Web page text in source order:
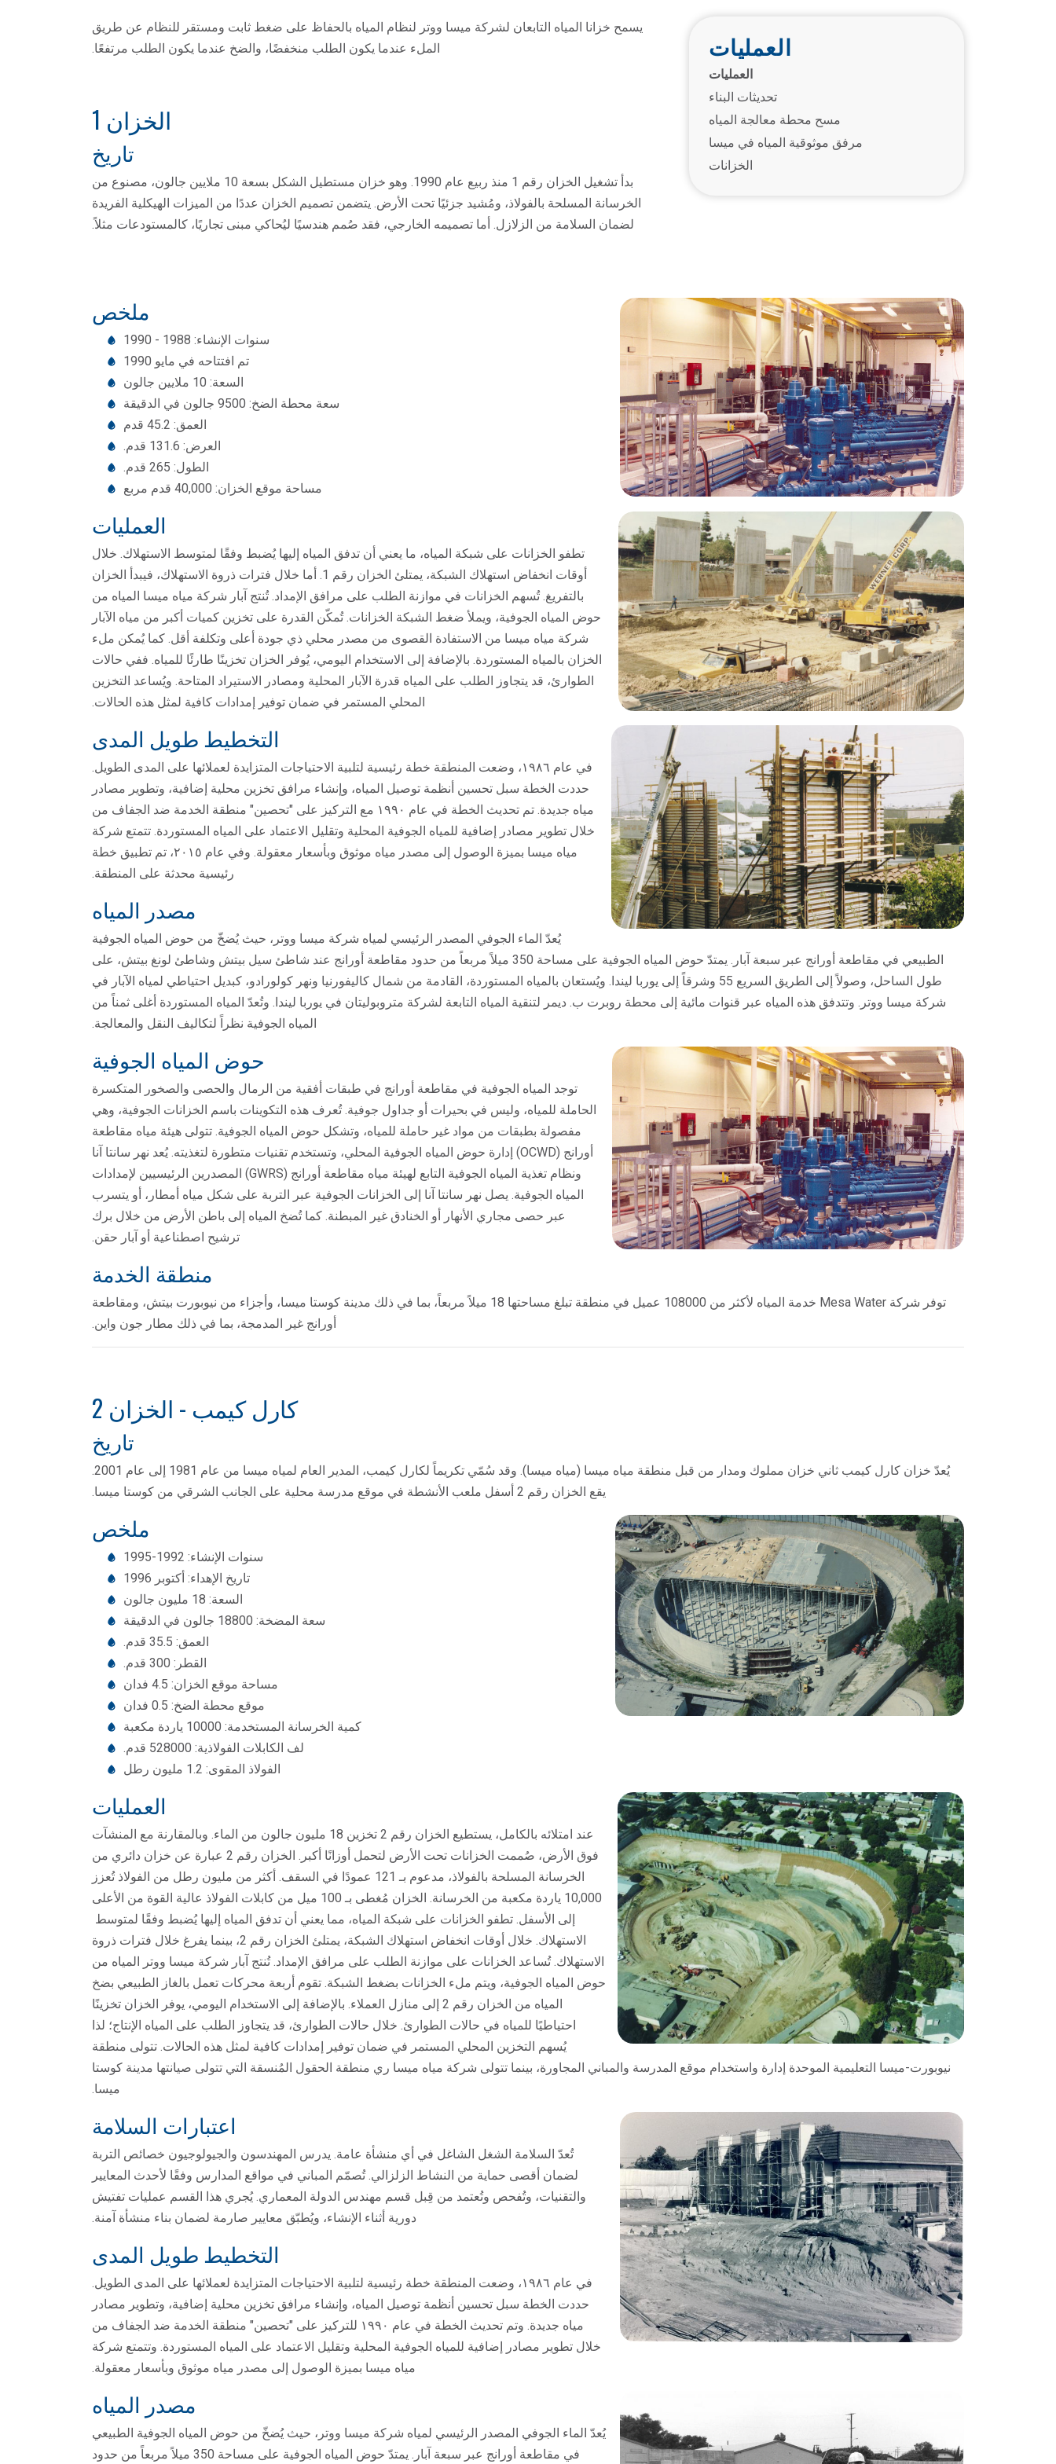
يسمح خزانا المياه التابعان لشركة ميسا ووتر لنظام المياه بالحفاظ على ضغط ثابت ومستقر للنظام عن طريق
الملء عندما يكون الطلب منخفضًا، والضخ عندما يكون الطلب مرتفعًا.
الخزان 1
تاريخ
بدأ تشغيل الخزان رقم 1 منذ ربيع عام 1990. وهو خزان مستطيل الشكل بسعة 10 ملايين جالون، مصنوع من
الخرسانة المسلحة بالفولاذ، ومُشيد جزئيًا تحت الأرض. يتضمن تصميم الخزان عددًا من الميزات الهيكلية الفريدة
لضمان السلامة من الزلازل. أما تصميمه الخارجي، فقد صُمم هندسيًا ليُحاكي مبنى تجاريًا، كالمستودعات مثلاً.
العمليات
العمليات
تحديثات البناء
مسح محطة معالجة المياه
مرفق موثوقية المياه في ميسا
الخزانات
ملخص
سنوات الإنشاء: 1988 - 1990
تم افتتاحه في مايو 1990
السعة: 10 ملايين جالون
سعة محطة الضخ: 9500 جالون في الدقيقة
العمق: 45.2 قدم
العرض: 131.6 قدم.
الطول: 265 قدم.
مساحة موقع الخزان: 40,000 قدم مربع
العمليات
تطفو الخزانات على شبكة المياه، ما يعني أن تدفق المياه إليها يُضبط وفقًا لمتوسط ​​الاستهلاك. خلال
أوقات انخفاض استهلاك الشبكة، يمتلئ الخزان رقم 1. أما خلال فترات ذروة الاستهلاك، فيبدأ الخزان
بالتفريغ. تُسهم الخزانات في موازنة الطلب على مرافق الإمداد. تُنتج آبار شركة مياه ميسا المياه من
حوض المياه الجوفية، ويملأ ضغط الشبكة الخزانات. تُمكّن القدرة على تخزين كميات أكبر من مياه الآبار
شركة مياه ميسا من الاستفادة القصوى من مصدر محلي ذي جودة أعلى وتكلفة أقل. كما يُمكن ملء
الخزان بالمياه المستوردة. بالإضافة إلى الاستخدام اليومي، يُوفر الخزان تخزينًا طارئًا للمياه. ففي حالات
الطوارئ، قد يتجاوز الطلب على المياه قدرة الآبار المحلية ومصادر الاستيراد المتاحة. ويُساعد التخزين
المحلي المستمر في ضمان توفير إمدادات كافية لمثل هذه الحالات.
التخطيط طويل المدى
في عام ١٩٨٦، وضعت المنطقة خطة رئيسية لتلبية الاحتياجات المتزايدة لعملائها على المدى الطويل.
حددت الخطة سبل تحسين أنظمة توصيل المياه، وإنشاء مرافق تخزين محلية إضافية، وتطوير مصادر
مياه جديدة. تم تحديث الخطة في عام ١٩٩٠ مع التركيز على "تحصين" منطقة الخدمة ضد الجفاف من
خلال تطوير مصادر إضافية للمياه الجوفية المحلية وتقليل الاعتماد على المياه المستوردة. تتمتع شركة
مياه ميسا بميزة الوصول إلى مصدر مياه موثوق وبأسعار معقولة. وفي عام ٢٠١٥، تم تطبيق خطة
رئيسية محدثة على المنطقة.
مصدر المياه
يُعدّ الماء الجوفي المصدر الرئيسي لمياه شركة ميسا ووتر، حيث يُضخّ من حوض المياه الجوفية
الطبيعي في مقاطعة أورانج عبر سبعة آبار. يمتدّ حوض المياه الجوفية على مساحة 350 ميلاً مربعاً من حدود مقاطعة أورانج عند شاطئ سيل بيتش وشاطئ لونغ بيتش، على
طول الساحل، وصولاً إلى الطريق السريع 55 وشرقاً إلى يوربا ليندا. ويُستعان بالمياه المستوردة، القادمة من شمال كاليفورنيا ونهر كولورادو، كبديل احتياطي لمياه الآبار في
شركة ميسا ووتر. وتتدفق هذه المياه عبر قنوات مائية إلى محطة روبرت ب. ديمر لتنقية المياه التابعة لشركة متروبوليتان في يوربا ليندا. وتُعدّ المياه المستوردة أغلى ثمناً من
المياه الجوفية نظراً لتكاليف النقل والمعالجة.
حوض المياه الجوفية
توجد المياه الجوفية في مقاطعة أورانج في طبقات أفقية من الرمال والحصى والصخور المتكسرة
الحاملة للمياه، وليس في بحيرات أو جداول جوفية. تُعرف هذه التكوينات باسم الخزانات الجوفية، وهي
مفصولة بطبقات من مواد غير حاملة للمياه، وتشكل حوض المياه الجوفية. تتولى هيئة مياه مقاطعة
أورانج (OCWD) إدارة حوض المياه الجوفية المحلي، وتستخدم تقنيات متطورة لتغذيته. يُعد نهر سانتا آنا
ونظام تغذية المياه الجوفية التابع لهيئة مياه مقاطعة أورانج (GWRS) المصدرين الرئيسيين لإمدادات
المياه الجوفية. يصل نهر سانتا آنا إلى الخزانات الجوفية عبر التربة على شكل مياه أمطار، أو يتسرب
عبر حصى مجاري الأنهار أو الخنادق غير المبطنة. كما تُضخ المياه إلى باطن الأرض من خلال برك
ترشيح اصطناعية أو آبار حقن.
منطقة الخدمة
توفر شركة Mesa Water خدمة المياه لأكثر من 108000 عميل في منطقة تبلغ مساحتها 18 ميلاً مربعاً، بما في ذلك مدينة كوستا ميسا، وأجزاء من نيوبورت بيتش، ومقاطعة
أورانج غير المدمجة، بما في ذلك مطار جون واين.
كارل كيمب - الخزان 2
تاريخ
يُعدّ خزان كارل كيمب ثاني خزان مملوك ومدار من قبل منطقة مياه ميسا (مياه ميسا). وقد سُمّي تكريماً لكارل كيمب، المدير العام لمياه ميسا من عام 1981 إلى عام 2001.
يقع الخزان رقم 2 أسفل ملعب الأنشطة في موقع مدرسة محلية على الجانب الشرقي من كوستا ميسا.
ملخص
سنوات الإنشاء: 1992-1995
تاريخ الإهداء: أكتوبر 1996
السعة: 18 مليون جالون
سعة المضخة: 18800 جالون في الدقيقة
العمق: 35.5 قدم.
القطر: 300 قدم.
مساحة موقع الخزان: 4.5 فدان
موقع محطة الضخ: 0.5 فدان
كمية الخرسانة المستخدمة: 10000 ياردة مكعبة
لف الكابلات الفولاذية: 528000 قدم.
الفولاذ المقوى: 1.2 مليون رطل
العمليات
عند امتلائه بالكامل، يستطيع الخزان رقم 2 تخزين 18 مليون جالون من الماء. وبالمقارنة مع المنشآت
فوق الأرض، صُممت الخزانات تحت الأرض لتحمل أوزانًا أكبر. الخزان رقم 2 عبارة عن خزان دائري من
الخرسانة المسلحة بالفولاذ، مدعوم بـ 121 عمودًا في السقف. أكثر من مليون رطل من الفولاذ تُعزز
10,000 ياردة مكعبة من الخرسانة. الخزان مُغطى بـ 100 ميل من كابلات الفولاذ عالية القوة من الأعلى
إلى الأسفل. تطفو الخزانات على شبكة المياه، مما يعني أن تدفق المياه إليها يُضبط وفقًا لمتوسط ​​
الاستهلاك. خلال أوقات انخفاض استهلاك الشبكة، يمتلئ الخزان رقم 2، بينما يفرغ خلال فترات ذروة
الاستهلاك. تُساعد الخزانات على موازنة الطلب على مرافق الإمداد. تُنتج آبار شركة ميسا ووتر المياه من
حوض المياه الجوفية، ويتم ملء الخزانات بضغط الشبكة. تقوم أربعة محركات تعمل بالغاز الطبيعي بضخ
المياه من الخزان رقم 2 إلى منازل العملاء. بالإضافة إلى الاستخدام اليومي، يوفر الخزان تخزينًا
احتياطيًا للمياه في حالات الطوارئ. خلال حالات الطوارئ، قد يتجاوز الطلب على المياه الإنتاج؛ لذا
يُسهم التخزين المحلي المستمر في ضمان توفير إمدادات كافية لمثل هذه الحالات. تتولى منطقة
نيوبورت-ميسا التعليمية الموحدة إدارة واستخدام موقع المدرسة والمباني المجاورة، بينما تتولى شركة مياه ميسا ري منطقة الحقول المُنسقة التي تتولى صيانتها مدينة كوستا
ميسا.
اعتبارات السلامة
تُعدّ السلامة الشغل الشاغل في أي منشأة عامة. يدرس المهندسون والجيولوجيون خصائص التربة
لضمان أقصى حماية من النشاط الزلزالي. تُصمّم المباني في مواقع المدارس وفقًا لأحدث المعايير
والتقنيات، وتُفحص وتُعتمد من قِبل قسم مهندس الدولة المعماري. يُجري هذا القسم عمليات تفتيش
دورية أثناء الإنشاء، ويُطبّق معايير صارمة لضمان بناء منشأة آمنة.
التخطيط طويل المدى
في عام ١٩٨٦، وضعت المنطقة خطة رئيسية لتلبية الاحتياجات المتزايدة لعملائها على المدى الطويل.
حددت الخطة سبل تحسين أنظمة توصيل المياه، وإنشاء مرافق تخزين محلية إضافية، وتطوير مصادر
مياه جديدة. وتم تحديث الخطة في عام ١٩٩٠ للتركيز على "تحصين" منطقة الخدمة ضد الجفاف من
خلال تطوير مصادر إضافية للمياه الجوفية المحلية وتقليل الاعتماد على المياه المستوردة. وتتمتع شركة
مياه ميسا بميزة الوصول إلى مصدر مياه موثوق وبأسعار معقولة.
مصدر المياه
يُعدّ الماء الجوفي المصدر الرئيسي لمياه شركة ميسا ووتر، حيث يُضخّ من حوض المياه الجوفية الطبيعي
في مقاطعة أورانج عبر سبعة آبار. يمتدّ حوض المياه الجوفية على مساحة 350 ميلاً مربعاً من حدود